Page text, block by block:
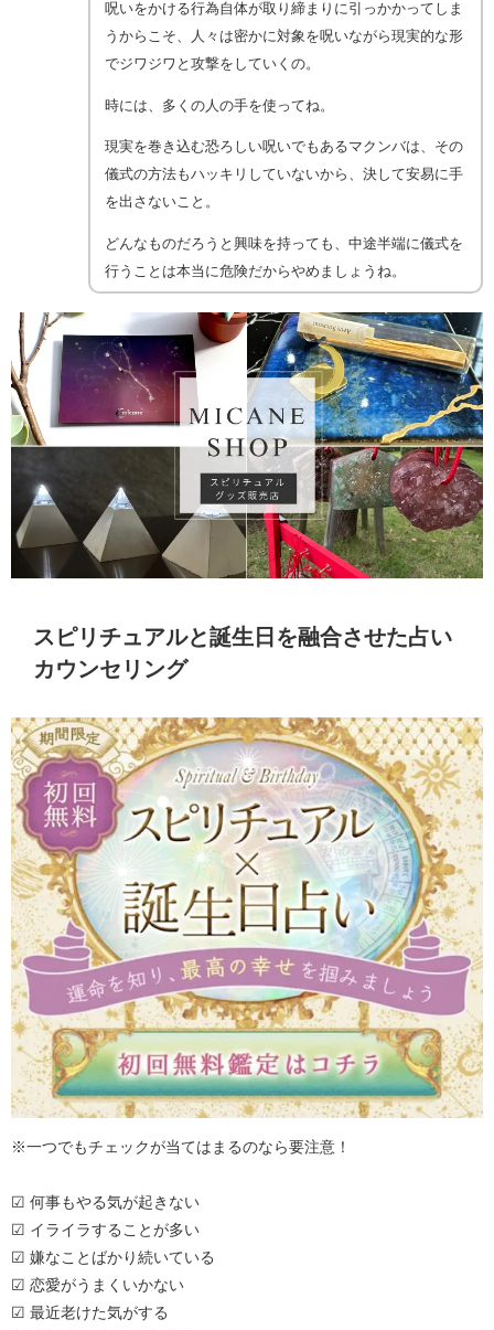
呪いをかける行為自体が取り締まりに引っかかってしま
うからこそ、人々は密かに対象を呪いながら現実的な形
でジワジワと攻撃をしていくの。
時には、多くの人の手を使ってね。
現実を巻き込む恐ろしい呪いでもあるマクンバは、その
儀式の方法もハッキリしていないから、決して安易に手
を出さないこと。
どんなものだろうと興味を持っても、中途半端に儀式を
行うことは本当に危険だからやめましょうね。
スピリチュアルと誕生日を融合させた占い
カウンセリング
※一つでもチェックが当てはまるのなら要注意！
☑ 何事もやる気が起きない
☑ イライラすることが多い
☑ 嫌なことばかり続いている
☑ 恋愛がうまくいかない
☑ 最近老けた気がする